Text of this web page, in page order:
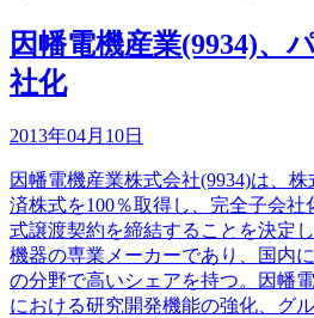
因幡電機産業(9934)、
社化
2013年04月10日
因幡電機産業株式会社(9934)は、
済株式を100％取得し、完全子会
式譲渡契約を締結することを決定
機器の専業メーカーであり、国内
の分野で高いシェアを持つ。因幡
における研究開発機能の強化、グ